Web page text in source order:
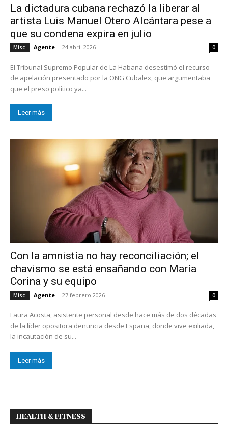
La dictadura cubana rechazó la liberar al
artista Luis Manuel Otero Alcántara pese a
que su condena expira en julio
Misc. Agente - 24 abril 2026 0
El Tribunal Supremo Popular de La Habana desestimó el recurso
de apelación presentado por la ONG Cubalex, que argumentaba
que el preso político ya...
Leer más
Con la amnistía no hay reconciliación; el
chavismo se está ensañando con María
Corina y su equipo
Misc. Agente - 27 febrero 2026 0
Laura Acosta, asistente personal desde hace más de dos décadas
de la líder opositora denuncia desde España, donde vive exiliada,
la incautación de su...
Leer más
HEALTH & FITNESS